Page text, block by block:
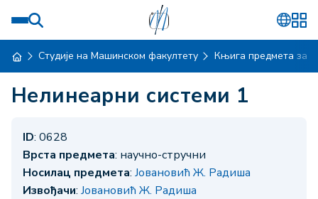
Студије на Машинском факултету Књига предмета за
Нелинеарни системи 1
ID: 0628
Врста предмета: научно-стручни
Носилац предмета: Јовановић Ж. Радиша
Извођачи: Јовановић Ж. Радиша